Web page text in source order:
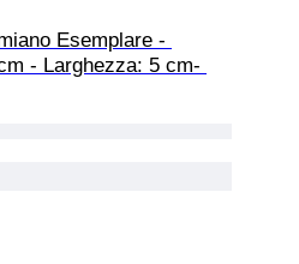
Esemplare -
- Larghezza: 5 cm-